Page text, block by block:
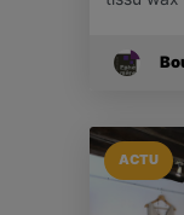
ACTU